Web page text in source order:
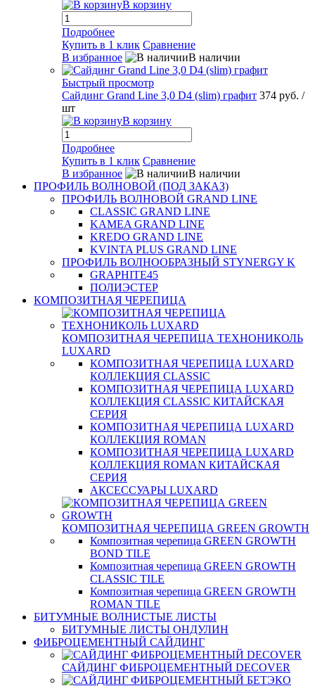
В корзину
Подробнее
Купить в 1 клик Сравнение
В избранное
В наличии
Быстрый просмотр
Сайдинг Grand Line 3,0 D4 (slim) графит 374 руб. /
шт
В корзину
Подробнее
Купить в 1 клик Сравнение
В избранное
В наличии
ПРОФИЛЬ ВОЛНОВОЙ (ПОД ЗАКАЗ)
ПРОФИЛЬ ВОЛНОВОЙ GRAND LINE
CLASSIC GRAND LINE
KAMEA GRAND LINE
KREDO GRAND LINE
KVINTA PLUS GRAND LINE
ПРОФИЛЬ ВОЛНООБРАЗНЫЙ STYNERGY K
GRAPHITE45
ПОЛИЭСТЕР
КОМПОЗИТНАЯ ЧЕРЕПИЦА
КОМПОЗИТНАЯ ЧЕРЕПИЦА ТЕХНОНИКОЛЬ
LUXARD
КОМПОЗИТНАЯ ЧЕРЕПИЦА LUXARD
КОЛЛЕКЦИЯ CLASSIC
КОМПОЗИТНАЯ ЧЕРЕПИЦА LUXARD
КОЛЛЕКЦИЯ CLASSIC КИТАЙСКАЯ
СЕРИЯ
КОМПОЗИТНАЯ ЧЕРЕПИЦА LUXARD
КОЛЛЕКЦИЯ ROMAN
КОМПОЗИТНАЯ ЧЕРЕПИЦА LUXARD
КОЛЛЕКЦИЯ ROMAN КИТАЙСКАЯ
СЕРИЯ
АКСЕССУАРЫ LUXARD
КОМПОЗИТНАЯ ЧЕРЕПИЦА GREEN GROWTH
Композитная черепица GREEN GROWTH
BOND TILE
Композитная черепица GREEN GROWTH
CLASSIC TILE
Композитная черепица GREEN GROWTH
ROMAN TILE
БИТУМНЫЕ ВОЛНИСТЫЕ ЛИСТЫ
БИТУМНЫЕ ЛИСТЫ ОНДУЛИН
ФИБРОЦЕМЕНТНЫЙ САЙДИНГ
САЙДИНГ ФИБРОЦЕМЕНТНЫЙ DECOVER